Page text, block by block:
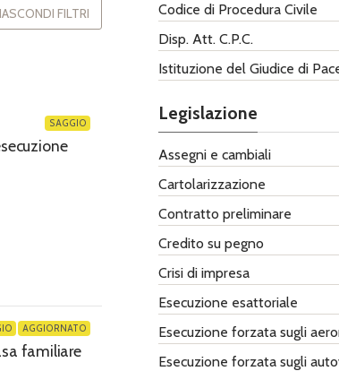
FILTRI
SAGGIO
AGGIORNATO
familiare
Codice di Procedura Civile
Disp. Att. C.P.C.
Istituzione del Giudice di
Legislazione
Assegni e cambiali
Cartolarizzazione
Contratto preliminare
Credito su pegno
Crisi di impresa
Esecuzione esattoriale
Esecuzione forzata sugli
Esecuzione forzata sugli